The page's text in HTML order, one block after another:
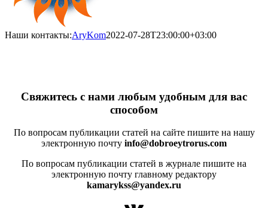
Наши контакты:AryKom2022-07-28T23:00:00+03:00
Свяжитесь с нами любым удобным для вас
способом
По вопросам публикации статей на сайте пишите на нашу
электронную почту info@dobroeytrorus.com
По вопросам публикации статей в журнале пишите на
электронную почту главному редактору
kamarykss@yandex.ru